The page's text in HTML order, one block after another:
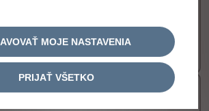
DPH
L3 POLOCOMBI FLEXI
MOJE NASTAVENIA
PRIJAŤ VŠETKO